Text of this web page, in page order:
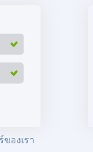
องเรา